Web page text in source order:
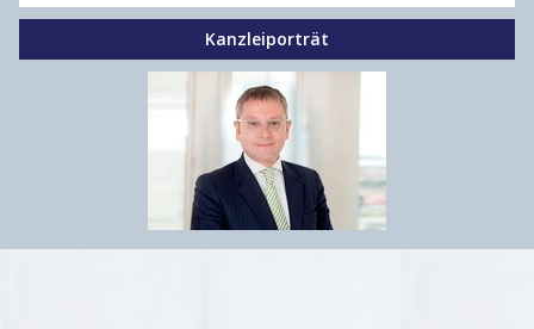
Kanzleiporträt